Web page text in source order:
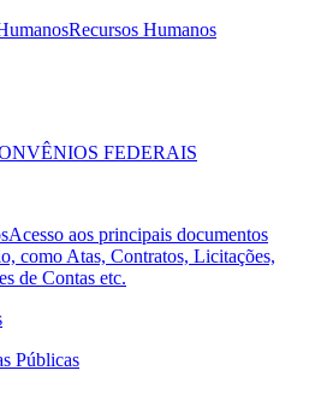
Recursos Humanos
FEDERAIS
Acesso aos principais documentos
como Atas, Contratos, Licitações,
de Contas etc.
Públicas